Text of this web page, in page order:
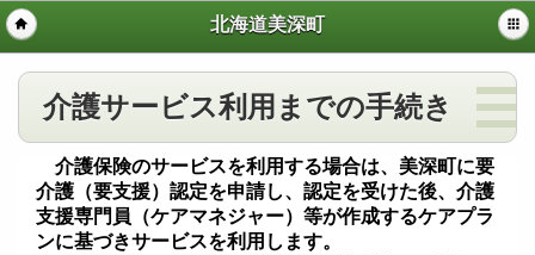
北海道美深町
介護サービス利用までの手続き
介護保険のサービスを利用する場合は、美深町に要
介護（要支援）認定を申請し、認定を受けた後、介護
支援専門員（ケアマネジャー）等が作成するケアプラ
ンに基づきサービスを利用します。